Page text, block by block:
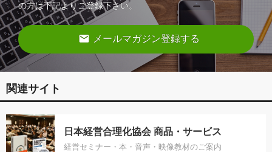
の方は下記よりご登録下さい。
email メールマガジン登録する
関連サイト
日本経営合理化協会 商品・サービス
経営セミナー・本・音声・映像教材のご案内